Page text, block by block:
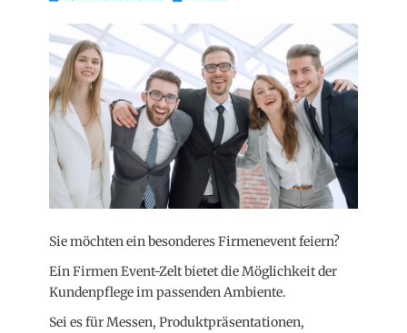
Sie möchten ein besonderes Firmenevent feiern?
Ein Firmen Event-Zelt bietet die Möglichkeit der
Kundenpflege im passenden Ambiente.
Sei es für Messen, Produktpräsentationen,